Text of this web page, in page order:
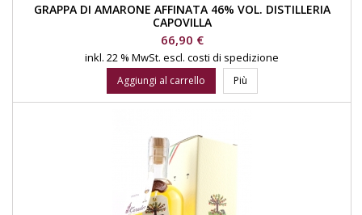
GRAPPA DI AMARONE AFFINATA 46% VOL. DISTILLERIA
CAPOVILLA
Prezzo
66,90 €
inkl. 22 % MwSt. escl. costi di spedizione
Aggiungi al carrello Più